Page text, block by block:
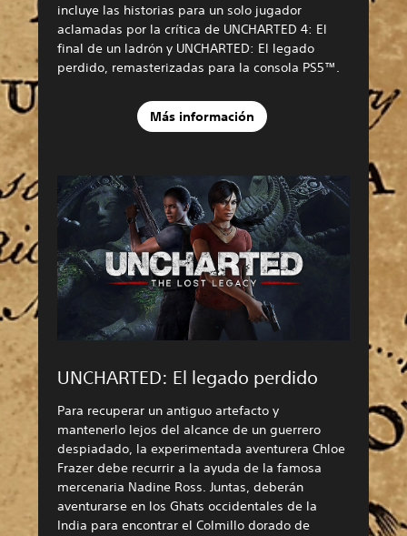
incluye las historias para un solo jugador
aclamadas por la crítica de UNCHARTED 4: El
final de un ladrón y UNCHARTED: El legado
perdido, remasterizadas para la consola PS5™.
Más información
UNCHARTED: El legado perdido
Para recuperar un antiguo artefacto y
mantenerlo lejos del alcance de un guerrero
despiadado, la experimentada aventurera Chloe
Frazer debe recurrir a la ayuda de la famosa
mercenaria Nadine Ross. Juntas, deberán
aventurarse en los Ghats occidentales de la
India para encontrar el Colmillo dorado de